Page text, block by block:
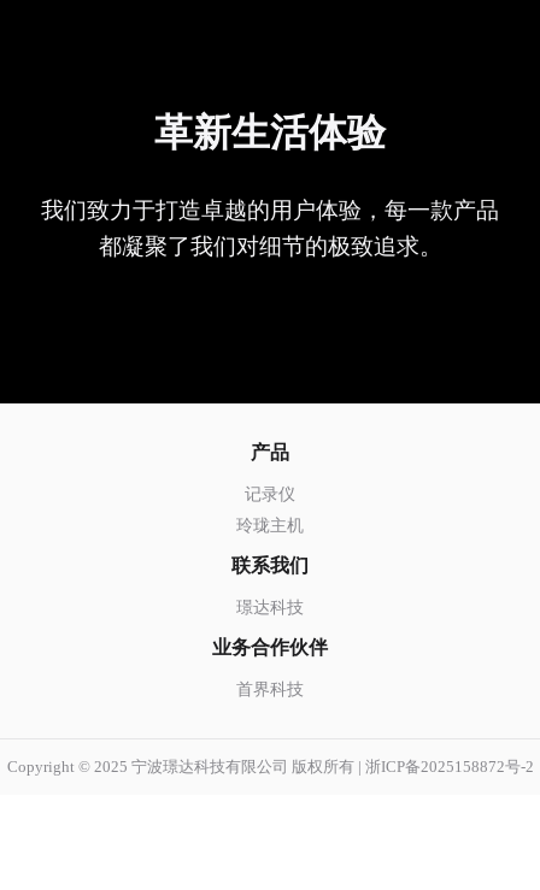
革新生活体验
我们致力于打造卓越的用户体验，每一款产品
都凝聚了我们对细节的极致追求。
产品
记录仪
玲珑主机
联系我们
璟达科技
业务合作伙伴
首界科技
Copyright © 2025 宁波璟达科技有限公司 版权所有 | 浙ICP备2025158872号-2